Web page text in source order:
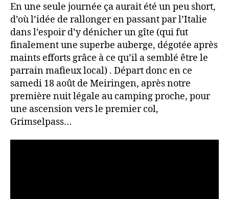
En une seule journée ça aurait été un peu short,
d’où l’idée de rallonger en passant par l’Italie
dans l’espoir d’y dénicher un gîte (qui fut
finalement une superbe auberge, dégotée après
maints efforts grâce à ce qu’il a semblé être le
parrain mafieux local) . Départ donc en ce
samedi 18 août de Meiringen, après notre
première nuit légale au camping proche, pour
une ascension vers le premier col,
Grimselpass…